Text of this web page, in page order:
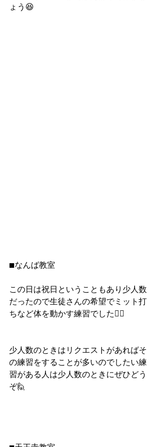
ょう😆
■なんば教室
この日は祝日ということもあり少人数
だったので生徒さんの希望でミット打
ちなど体を動かす練習でした🏃‍♀️
少人数のときはリクエストがあればそ
の練習をすることが多いのでしたい練
習がある人は少人数のときにぜひどう
ぞ🙋